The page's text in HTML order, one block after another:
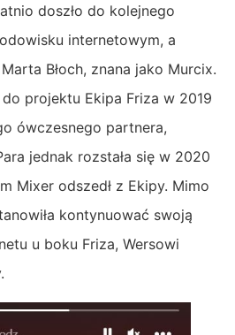
doszło do kolejnego
internetowym, a
Błoch, znana jako Murcix.
do projektu Ekipa Friza w 2019
ówczesnego partnera,
jednak rozstała się w 2020
Mixer odszedł z Ekipy. Mimo
kontynuować swoją
u boku Friza, Wersowi